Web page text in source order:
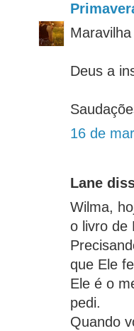
Deus a
16 de
Lane
Wilma,
o livro de
que Ele
Ele é o
pedi.
Quando